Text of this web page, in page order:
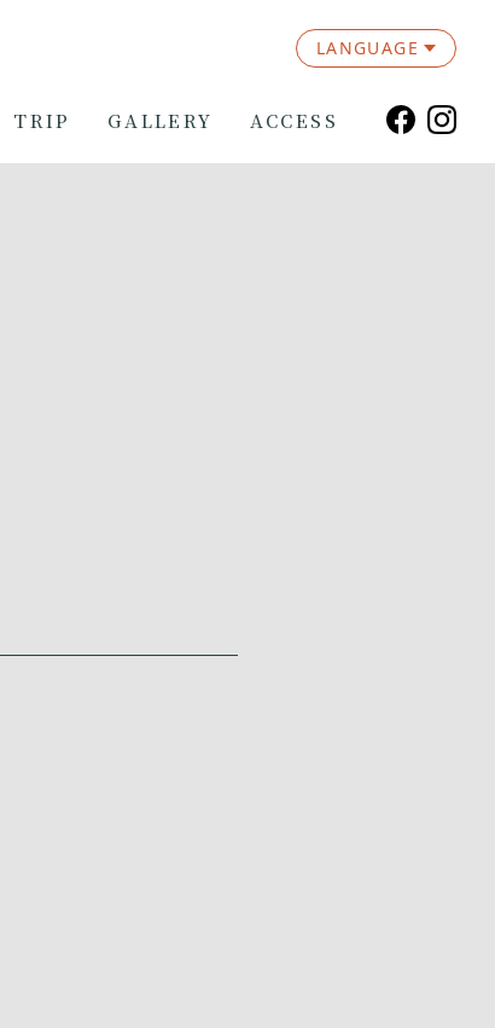
TRIP GALLERY ACCESS
LANGUAGE